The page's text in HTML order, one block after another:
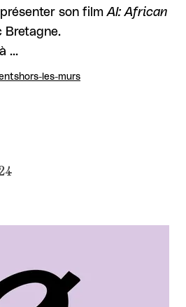
son filmAI: African
Bretagne.
…
hors-les-murs